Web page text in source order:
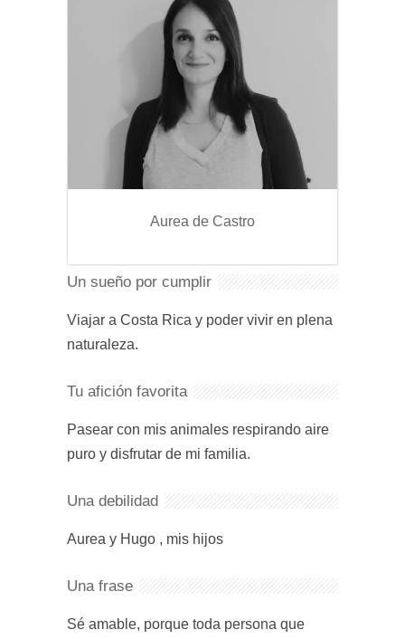
Aurea de Castro
Un sueño por cumplir
Viajar a Costa Rica y poder vivir en plena
naturaleza.
Tu afición favorita
Pasear con mis animales respirando aire
puro y disfrutar de mi familia.
Una debilidad
Aurea y Hugo , mis hijos
Una frase
Sé amable, porque toda persona que